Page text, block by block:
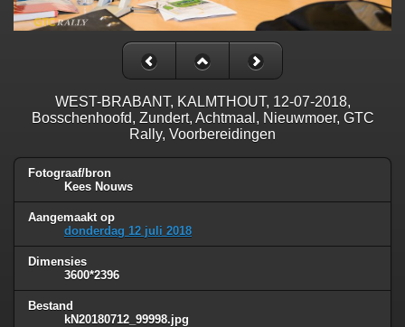
WEST-BRABANT, KALMTHOUT, 12-07-2018,
Bosschenhoofd, Zundert, Achtmaal, Nieuwmoer, GTC
Rally, Voorbereidingen
Fotograaf/bron
Kees Nouws
Aangemaakt op
donderdag 12 juli 2018
Dimensies
3600*2396
Bestand
kN20180712_99998.jpg